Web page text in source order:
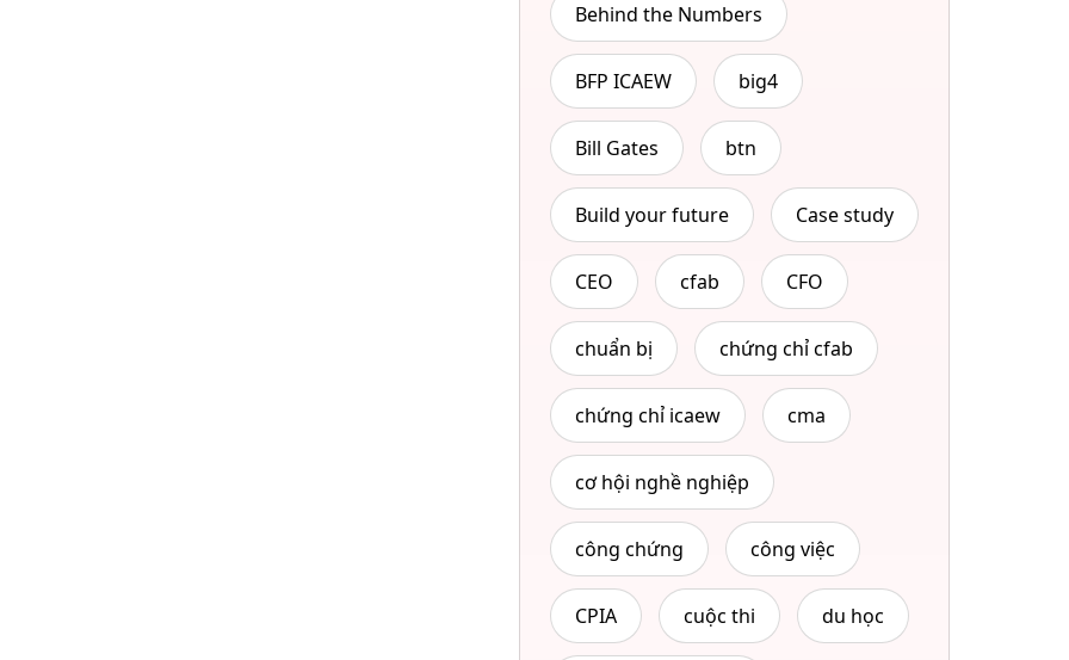
Behind the Numbers
BFP ICAEW big4
Bill Gates btn
Build your future Case study
CEO cfab CFO
chuẩn bị chứng chỉ cfab
chứng chỉ icaew cma
cơ hội nghề nghiệp
công chứng công việc
CPIA cuộc thi du học